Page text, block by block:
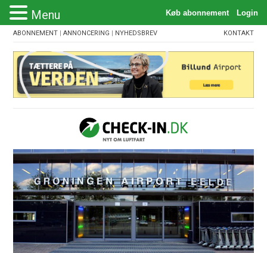
ABONNEMENT |ANNONCERING | NYHEDSBREV KONTAKT
Menu